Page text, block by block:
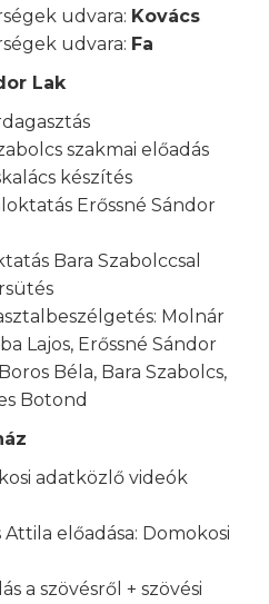
udvara: Kovács
udvara: Fa
Lak
szakmai előadás
készítés
Erőssné Sándor
Bara Szabolccsal
Molnár
Lajos, Erőssné Sándor
Béla, Bara Szabolcs,
Botond
adatközlő videók
Attila előadása: Domokosi
a szövésről + szövési